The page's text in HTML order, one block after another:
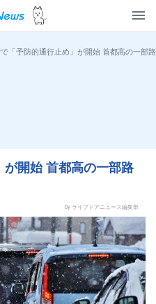
「予防的通行止め」が開始 首都高の一部
開始 首都高の一部路
by ライブドアニュース編集部